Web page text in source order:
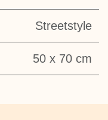
Streetstyle
50 x 70 cm